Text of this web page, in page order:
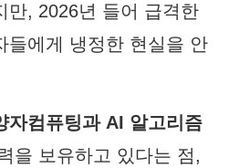
만, 2026년 들어 급격한
들에게 냉정한 현실을 안
자컴퓨팅과 AI 알고리즘
을 보유하고 있다는 점,